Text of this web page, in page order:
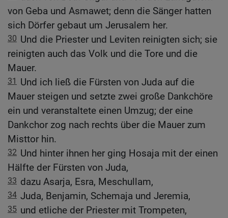
von Geba und Asmawet; denn die Sänger hatten
sich Dörfer gebaut um Jerusalem her.
30 Und die Priester und Leviten reinigten sich; sie
reinigten auch das Volk und die Tore und die
Mauer.
31
Und ich ließ die Fürsten von Juda auf die
Mauer steigen und setzte zwei große Dankchöre
ein und veranstaltete einen Umzug; der eine
Dankchor zog nach rechts über die Mauer zum
Misttor hin.
32 Und hinter ihnen her ging Hosaja mit der einen
Hälfte der Fürsten von Juda,
33 dazu Asarja, Esra, Meschullam,
34 Juda, Benjamin, Schemaja und Jeremia,
35 und etliche der Priester mit Trompeten,